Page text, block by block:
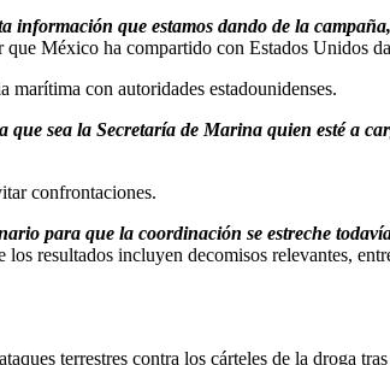
que estamos dando de la
que México ha compartido con Estados Unidos
con autoridades estadounidenses.
sea la Secretaría de Marina quien esté a
confrontaciones.
para que la coordinación se estreche
resultados incluyen decomisos relevantes,
terrestres contra los cárteles de la droga